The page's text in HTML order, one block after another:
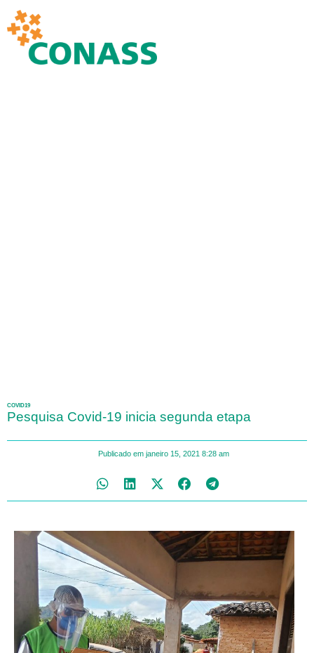
COVID19
Pesquisa Covid-19 inicia segunda etapa
Publicado em janeiro 15, 2021 8:28 am